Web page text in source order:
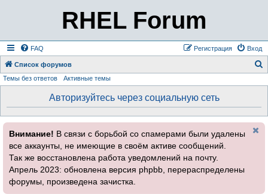
RHEL Forum
FAQ Вход
Регистрация
Список форумов
Темы без ответов Активные темы
Авторизуйтесь через социальную сеть
Внимание! В связи с борьбой со спамерами были удалены
все аккаунты, не имеющие в своём активе сообщений.
Так же восстановлена работа уведомлений на почту.
Апрель 2023: обновлена версия phpbb, перераспределены
форумы, произведена зачистка.